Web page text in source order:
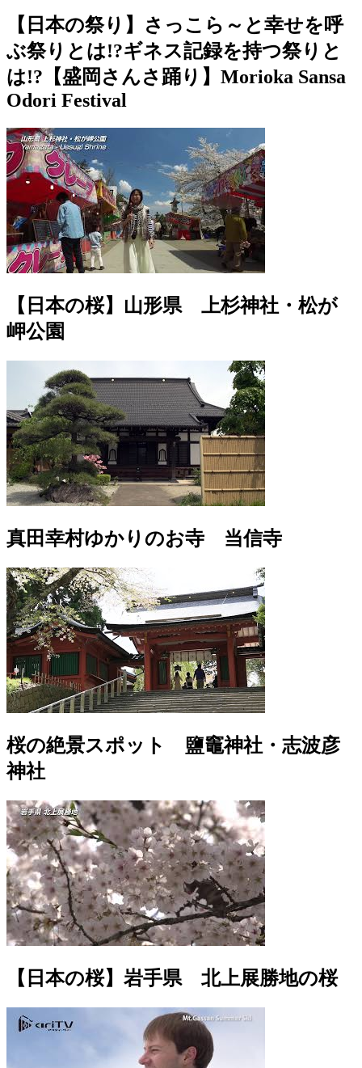
【日本の祭り】さっこら～と幸せを呼
ぶ祭りとは!?ギネス記録を持つ祭りと
は!?【盛岡さんさ踊り】Morioka Sansa
Odori Festival
【日本の桜】山形県 上杉神社・松が
岬公園
真田幸村ゆかりのお寺 当信寺
桜の絶景スポット 鹽竈神社・志波彦
神社
【日本の桜】岩手県 北上展勝地の桜